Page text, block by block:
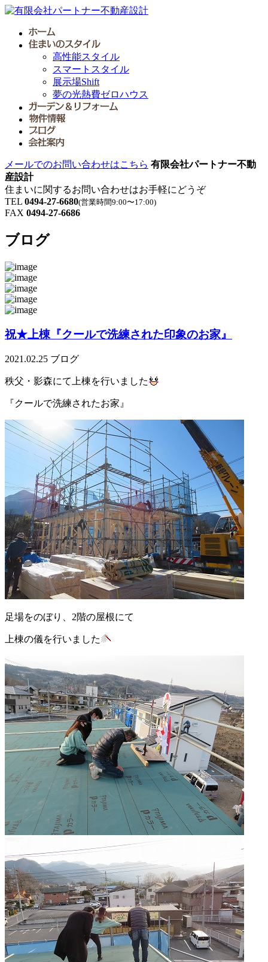
高性能スタイル
スマートスタイル
展示場Shift
夢の光熱費ゼロハウス
メールでのお問い合わせはこちら 有限会社パートナー不動
産設計
住まいに関するお問い合わせはお手軽にどうぞ
TEL 0494-27-6680(営業時間9:00〜17:00)
FAX 0494-27-6686
ブログ
祝★上棟『クールで洗練された印象のお家』
2021.02.25 ブログ
秩父・影森にて上棟を行いました
『クールで洗練されたお家』
足場をのぼり、2階の屋根にて
上棟の儀を行いました